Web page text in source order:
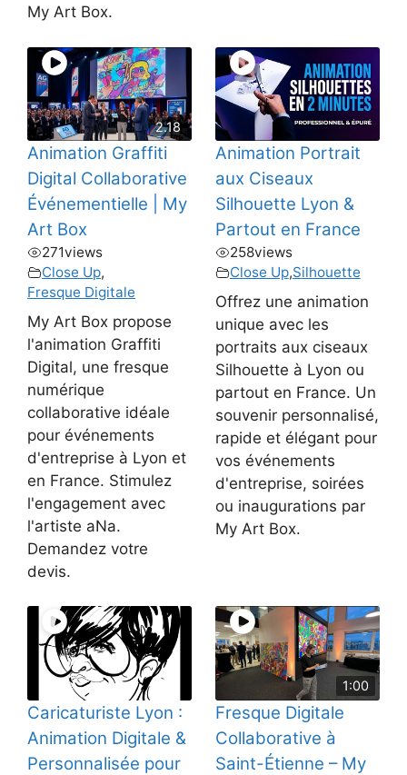
My Art Box.
2.18
Animation Graffiti
Digital Collaborative
Événementielle | My
Art Box
271views
Close Up,
Fresque Digitale
My Art Box propose
l'animation Graffiti
Digital, une fresque
numérique
collaborative idéale
pour événements
d'entreprise à Lyon et
en France. Stimulez
l'engagement avec
l'artiste aNa.
Demandez votre
devis.
Animation Portrait
aux Ciseaux
Silhouette Lyon &
Partout en France
258views
Close Up,Silhouette
Offrez une animation
unique avec les
portraits aux ciseaux
Silhouette à Lyon ou
partout en France. Un
souvenir personnalisé,
rapide et élégant pour
vos événements
d'entreprise, soirées
ou inaugurations par
My Art Box.
Caricaturiste Lyon :
Animation Digitale &
Personnalisée pour
1:00
Fresque Digitale
Collaborative à
Saint-Étienne – My